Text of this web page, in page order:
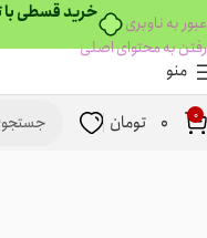
۴ قسط، بدون کارمزد
عبور به ناوبری
رفتن به محتوای اصلی
منو
0
0 تومان